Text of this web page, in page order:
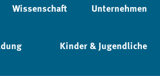
Wissenschaft Unternehmen
Kinder & Jugendliche